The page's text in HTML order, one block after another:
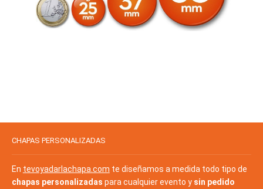
CHAPAS PERSONALIZADAS
En tevoyadarlachapa.com te diseñamos a medida todo tipo de
chapas personalizadas para cualquier evento y sin pedido